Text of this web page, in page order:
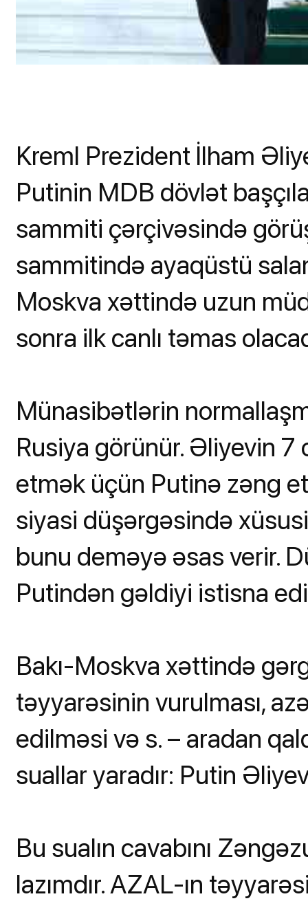
Kreml Prezident İlham
Putinin MDB dövlət
sammiti çərçivəsində
sammitində ayaqüstü
Moskva xəttində uzun
sonra ilk canlı təmas
Münasibətlərin
Rusiya görünür. Əliyevin
etmək üçün Putinə zəng
siyasi düşərgəsində
bunu deməyə əsas verir.
Putindən gəldiyi istisna
Bakı-Moskva xəttində
təyyarəsinin vurulması,
edilməsi və s. – aradan
suallar yaradır: Putin
Bu sualın cavabını
lazımdır. AZAL-ın